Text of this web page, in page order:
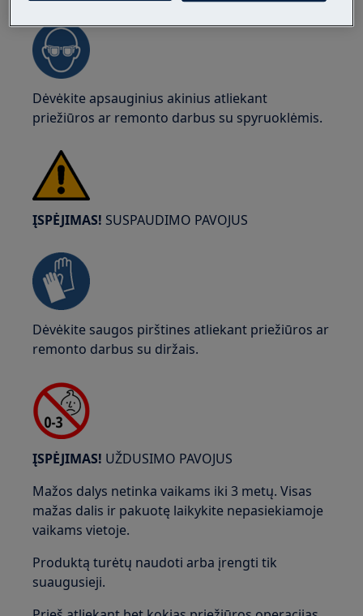
Dėvėkite apsauginius akinius atliekant
priežiūros ar remonto darbus su spyruoklėmis.
ĮSPĖJIMAS! SUSPAUDIMO PAVOJUS
Dėvėkite saugos pirštines atliekant priežiūros ar
remonto darbus su diržais.
ĮSPĖJIMAS! UŽDUSIMO PAVOJUS
Mažos dalys netinka vaikams iki 3 metų. Visas
mažas dalis ir pakuotę laikykite nepasiekiamoje
vaikams vietoje.
Produktą turėtų naudoti arba įrengti tik
suaugusieji.